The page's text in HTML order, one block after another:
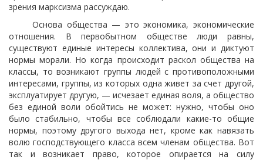
зрения марксизма рассуждаю.
Основа общества — это экономика, экономические
отношения. В первобытном обществе люди равны,
существуют единые интересы коллектива, они и диктуют
нормы морали. Но когда происходит раскол общества на
классы, то возникают группы людей с противоположными
интересами, группы, из которых одна живет за счет другой,
эксплуатирует другую, — исчезает единая воля, а общество
без единой воли обойтись не может: нужно, чтобы оно
было стабильно, чтобы все соблюдали какие-то общие
нормы, поэтому другого выхода нет, кроме как навязать
волю господствующего класса всем членам общества. Вот
так и возникает право, которое опирается на силу